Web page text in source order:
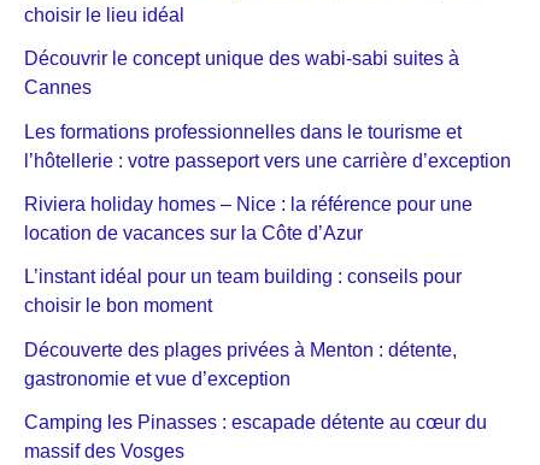
choisir le lieu idéal
Découvrir le concept unique des wabi-sabi suites à
Cannes
Les formations professionnelles dans le tourisme et
l’hôtellerie : votre passeport vers une carrière d’exception
Riviera holiday homes – Nice : la référence pour une
location de vacances sur la Côte d’Azur
L’instant idéal pour un team building : conseils pour
choisir le bon moment
Découverte des plages privées à Menton : détente,
gastronomie et vue d’exception
Camping les Pinasses : escapade détente au cœur du
massif des Vosges